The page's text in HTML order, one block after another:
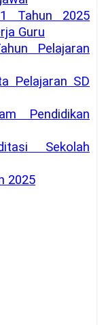
Tahun 2025
Guru
Pelajaran
Pelajaran SD
Pendidikan
Sekolah
2025